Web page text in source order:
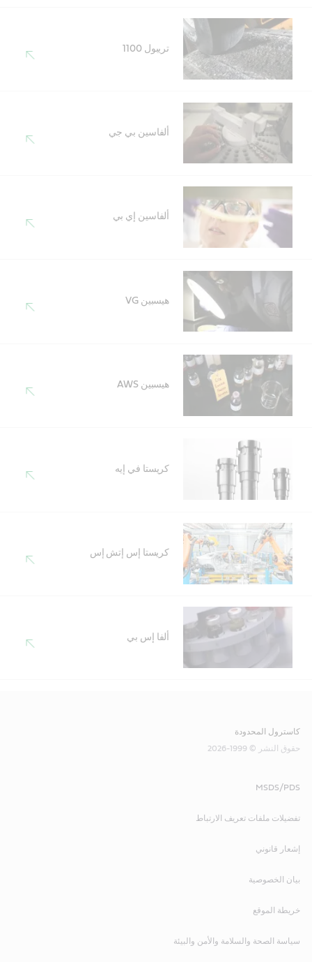
تريبول 1100
ألفاسين بي جي
ألفاسين إي بي
هيسبين VG
هيسبين AWS
كريستا في إيه
كريستا إس إتش إس
ألفا إس بي
كاسترول المحدودة
حقوق النشر © 1999-2026
MSDS/PDS
تفضيلات ملفات تعريف الارتباط
إشعار قانوني
بيان الخصوصية
خريطة الموقع
سياسة الصحة والسلامة والأمن والبيئة